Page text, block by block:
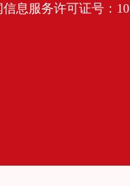
息服务许可证号：